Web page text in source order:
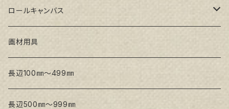
トークロ イエロー(中目)
トークロ 赤SP(中目)
Snow White SPC(中目)
シナパネル
GAERA F(中細目)
GAERA BA(中荒目)
Snow White SPC(中目)
Snow White SLA(中目)
ロールキャンバス
GAERA F(中細目) / BA(中荒目)
Snow White SLA(中目)
Snow White SLH(中太目)
画材用具
長辺100㎜～499㎜
長辺500㎜～999㎜